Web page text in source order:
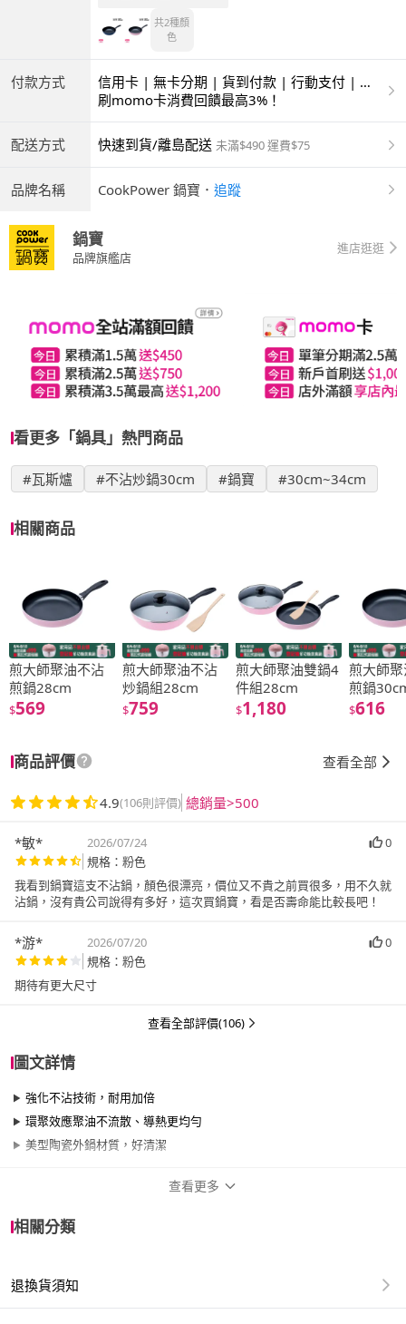
共2種顏
色
付款方式
信用卡 | 無卡分期 | 貨到付款 | 行動支付 | 超
商付款 | ATM | 銀聯卡
刷momo卡消費回饋最高3%！
配送方式 快速到貨/離島配送 未滿$490 運費$75
品牌名稱 CookPower 鍋寶 ． 追蹤
鍋寶
品牌旗艦店
進店逛逛
看更多「鍋具」熱門商品
#瓦斯爐 #不沾炒鍋30cm #鍋寶 #30cm~34cm
相關商品
煎大師聚油不沾
煎鍋28cm
$569
煎大師聚油不沾
炒鍋組28cm
$759
煎大師聚油雙鍋4
件組28cm
$1,180
煎大師
煎鍋
$616
商品評價 查看全部
4.9(106則評價) 總銷量>500
*敏* 2026/07/24
0
規格：粉色
我看到鍋寶這支不沾鍋，顏色很漂亮，價位又不貴之前買很多，用不久就
沾鍋，沒有貴公司說得有多好，這次買鍋寶，看是否壽命能比較長吧！
*游* 2026/07/20
0
規格：粉色
期待有更大尺寸
查看全部評價(106)
圖文詳情
強化不沾技術，耐用加倍
環聚效應聚油不流散、導熱更均勻
美型陶瓷外鍋材質，好清潔
品牌名稱
尺寸
查看更多
相關分類
退換貨須知